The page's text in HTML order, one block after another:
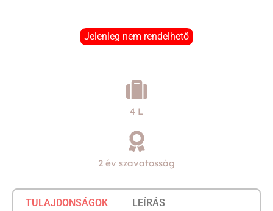
Jelenleg nem rendelhető
4 L
2 év szavatosság
TULAJDONSÁGOK LEÍRÁS